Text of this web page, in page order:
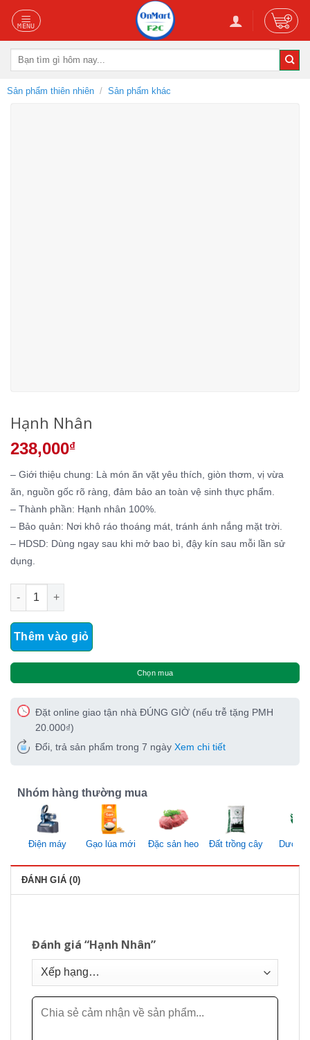
Skip
content
Tìm
Sản phẩm thiên nhiên / Sản phẩm khác
Hạnh Nhân
238,000₫
– Giới thiệu chung: Là món ăn vặt yêu thích, giòn thơm, vị vừa
ăn, nguồn gốc rõ ràng, đảm bảo an toàn vệ sinh thực phẩm.
– Thành phần: Hạnh nhân 100%.
– Bảo quản: Nơi khô ráo thoáng mát, tránh ánh nắng mặt trời.
– HDSD: Dùng ngay sau khi mở bao bì, đậy kín sau mỗi lần sử
dụng.
Hạnh Nhân số lượng
Thêm vào giỏ
Chọn mua
Đặt online giao tận nhà ĐÚNG GIỜ (nếu trễ tặng PMH
20.000₫)
Đổi, trả sản phẩm trong 7 ngày Xem chi tiết
Nhóm hàng thường mua
Điện máy Gạo lúa mới Đặc sản heo Đất trồng cây Dược
ĐÁNH GIÁ (0)
Đánh giá “Hạnh Nhân”